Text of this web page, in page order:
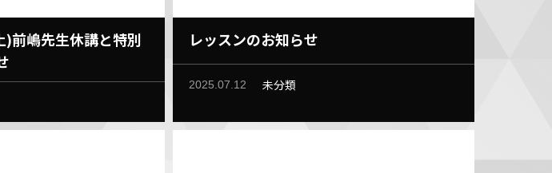
嶋先生休講と特別
レッスンのお知らせ
2025.07.12 未分類